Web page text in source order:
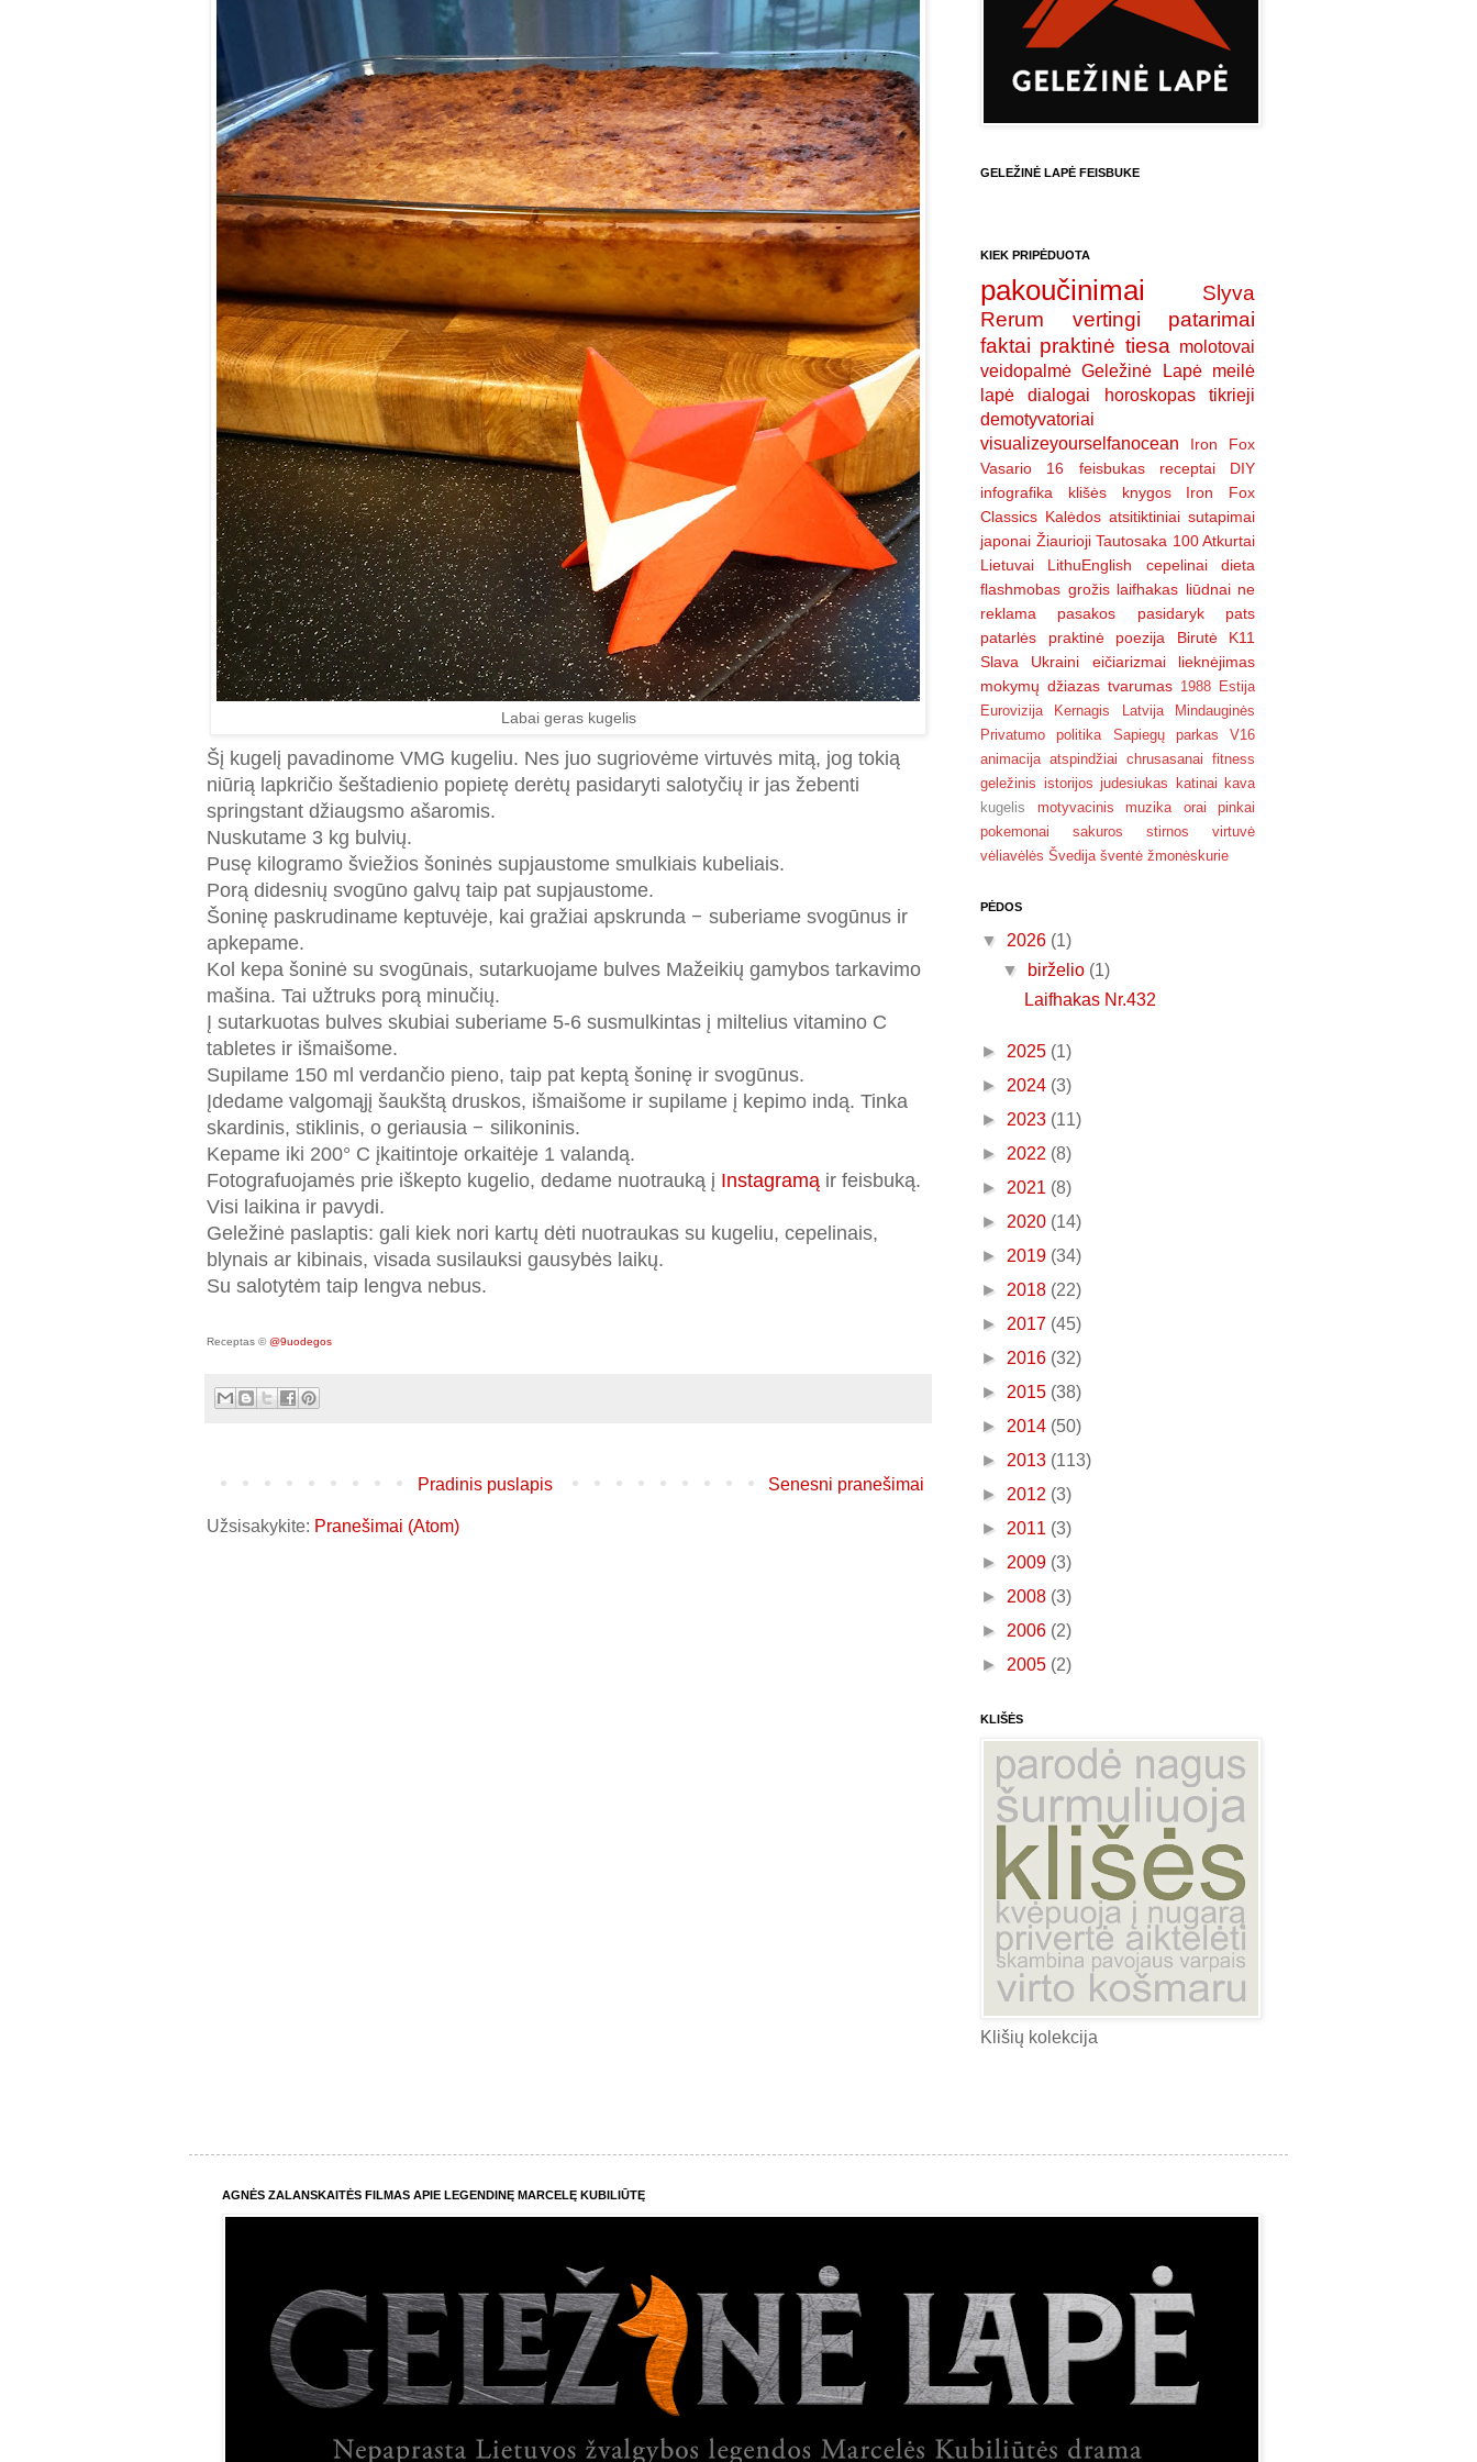
Labai geras kugelis
Šį kugelį pavadinome VMG kugeliu. Nes juo sugriovėme virtuvės mitą, jog tokią
niūrią lapkričio šeštadienio popietę derėtų pasidaryti salotyčių ir jas žebenti
springstant džiaugsmo ašaromis.
Nuskutame 3 kg bulvių.
Pusę kilogramo šviežios šoninės supjaustome smulkiais kubeliais.
Porą didesnių svogūno galvų taip pat supjaustome.
Šoninę paskrudiname keptuvėje, kai gražiai apskrunda – suberiame svogūnus ir
apkepame.
Kol kepa šoninė su svogūnais, sutarkuojame bulves Mažeikių gamybos tarkavimo
mašina. Tai užtruks porą minučių.
Į sutarkuotas bulves skubiai suberiame 5-6 susmulkintas į miltelius vitamino C
tabletes ir išmaišome.
Supilame 150 ml verdančio pieno, taip pat keptą šoninę ir svogūnus.
Įdedame valgomąjį šaukštą druskos, išmaišome ir supilame į kepimo indą. Tinka
skardinis, stiklinis, o geriausia – silikoninis.
Kepame iki 200° C įkaitintoje orkaitėje 1 valandą.
Fotografuojamės prie iškepto kugelio, dedame nuotrauką į Instagramą ir feisbuką.
Visi laikina ir pavydi.
Geležinė paslaptis: gali kiek nori kartų dėti nuotraukas su kugeliu, cepelinais,
blynais ar kibinais, visada susilauksi gausybės laikų.
Su salotytėm taip lengva nebus.
Receptas ©@9uodegos
Senesni pranešimai
Pradinis puslapis
Užsisakykite: Pranešimai (Atom)
GELEŽINĖ LAPĖ FEISBUKE
KIEK PRIPĖDUOTA
pakoučinimai
Slyva
Rerum
vertingi patarimai
faktai praktinė tiesa molotovai
veidopalmė Geležinė Lapė
meilė
lapė
dialogai horoskopas
tikrieji
demotyvatoriai
visualizeyourselfanocean
Iron Fox
Vasario 16
feisbukas receptai
DIY
infografika
klišės knygos
Iron Fox
Classics Kalėdos atsitiktiniai sutapimai
japonai Žiaurioji Tautosaka 100 Atkurtai
Lietuvai
LithuEnglish cepelinai
dieta
flashmobas grožis laifhakas liūdnai ne
reklama
pasakos
pasidaryk pats
patarlės
praktinė poezija Birutė
K11
Slava Ukraini
eičiarizmai
lieknėjimas
mokymų džiazas tvarumas 1988 Estija
Eurovizija
Kernagis Latvija
Mindauginės
Privatumo politika
Sapiegų parkas
V16
animacija atspindžiai chrusasanai fitness
geležinis istorijos judesiukas katinai kava
kugelis
motyvacinis muzika orai
pinkai
pokemonai
sakuros
stirnos virtuvė
vėliavėlės Švedija šventė žmonėskurie
PĖDOS
▼ 2026 (1)
▼
birželio (1)
Laifhakas Nr.432
► 2025 (1)
► 2024 (3)
► 2023 (11)
► 2022 (8)
► 2021 (8)
► 2020 (14)
► 2019 (34)
► 2018 (22)
► 2017 (45)
► 2016 (32)
► 2015 (38)
► 2014 (50)
► 2013 (113)
► 2012 (3)
► 2011 (3)
► 2009 (3)
► 2008 (3)
► 2006 (2)
► 2005 (2)
KLIŠĖS
Klišių kolekcija
AGNĖS ZALANSKAITĖS FILMAS APIE LEGENDINĘ MARCELĘ KUBILIŪTĘ